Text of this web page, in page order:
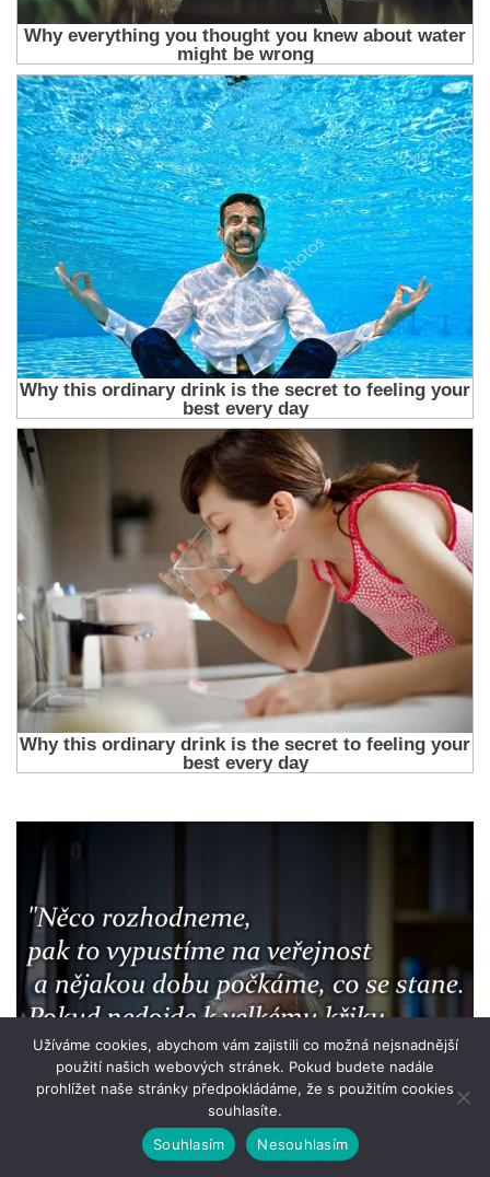
Užíváme cookies, abychom vám zajistili co možná nejsnadnější
použití našich webových stránek. Pokud budete nadále
prohlížet naše stránky předpokládáme, že s použitím cookies
souhlasíte.
Souhlasím
Nesouhlasím